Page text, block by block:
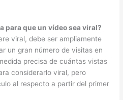
para que un vídeo sea viral?
viral, debe ser ampliamente
un gran número de visitas en
precisa de cuántas vistas
considerarlo viral, pero
al respecto a partir del primer